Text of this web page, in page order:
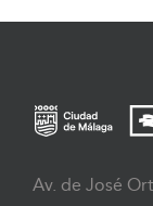
Av. de José